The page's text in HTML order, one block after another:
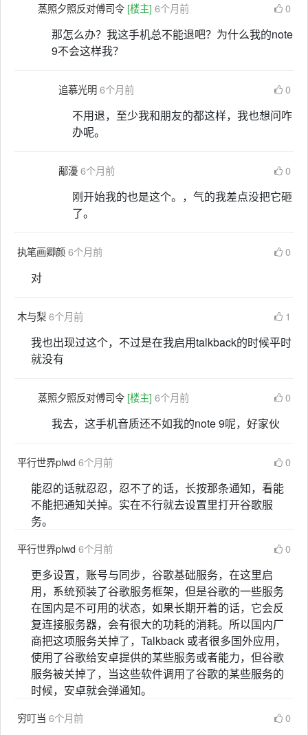
蒸照夕照反对傅司令 [楼主] 6个月前 0
那怎么办？我这手机总不能退吧？为什么我的note
9不会这样我？
追慕光明6个月前 0
不用退，至少我和朋友的都这样，我也想问咋
办呢。
鄅瀀6个月前 0
刚开始我的也是这个。，气的我差点没把它砸
了。
执笔画卿颜6个月前 0
对
木与梨6个月前 1
我也出现过这个，不过是在我启用talkback的时候平时
就没有
蒸照夕照反对傅司令 [楼主] 6个月前 0
我去，这手机音质还不如我的note 9呢，好家伙
平行世界plwd 6个月前 0
能忍的话就忍忍，忍不了的话，长按那条通知，看能
不能把通知关掉。实在不行就去设置里打开谷歌服
务。
平行世界plwd 6个月前 0
更多设置，账号与同步，谷歌基础服务，在这里启
用，系统预装了谷歌服务框架，但是谷歌的一些服务
在国内是不可用的状态，如果长期开着的话，它会反
复连接服务器，会有很大的功耗的消耗。所以国内厂
商把这项服务关掉了，Talkback 或者很多国外应用，
使用了谷歌给安卓提供的某些服务或者能力，但谷歌
服务被关掉了，当这些软件调用了谷歌的某些服务的
时候，安卓就会弹通知。
穷叮当 6个月前 0